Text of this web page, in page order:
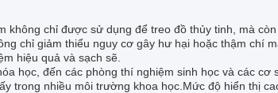
không chỉ được sử dụng để treo đồ thủy tinh, mà
chỉ giảm thiểu nguy cơ gây hư hại hoặc thậm chí
hiệu quả và sạch sẽ.
học, đến các phòng thí nghiệm sinh học và các
trong nhiều môi trường khoa học.Mức độ hiển thị